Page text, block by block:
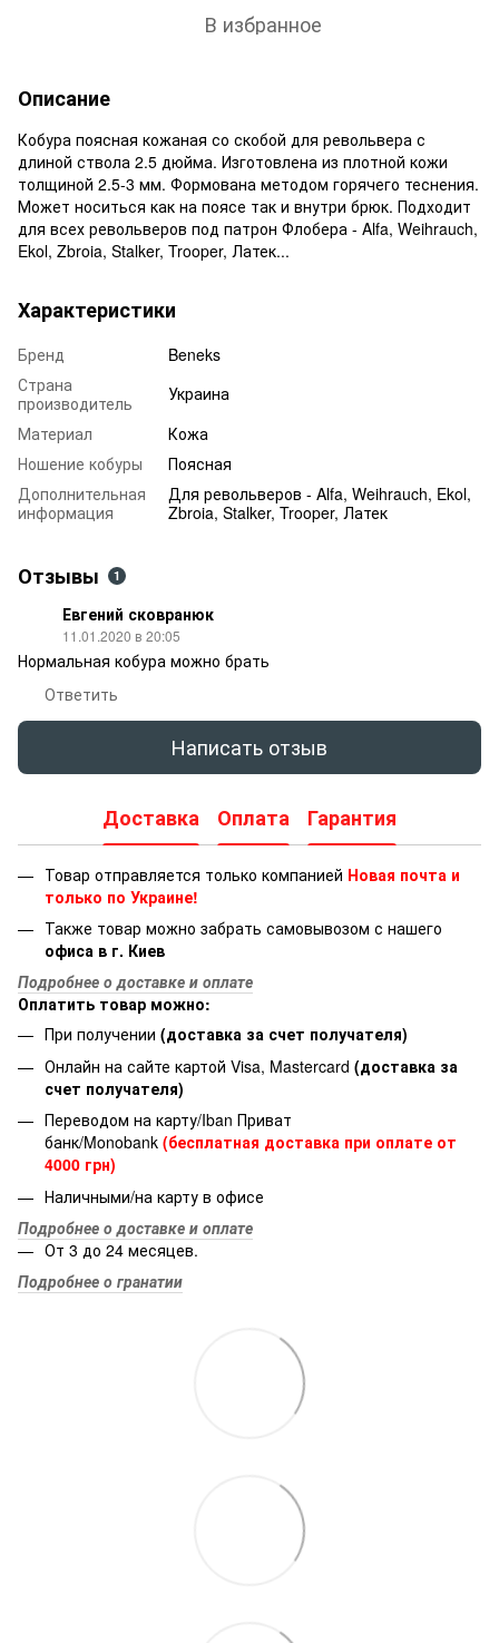
В избранное
Описание
Кобура поясная кожаная со скобой для револьвера с
длиной ствола 2.5 дюйма. Изготовлена из плотной кожи
толщиной 2.5-3 мм. Формована методом горячего теснения.
Может носиться как на поясе так и внутри брюк. Подходит
для всех револьверов под патрон Флобера - Alfa, Weihrauch,
Ekol, Zbroia, Stalker, Trooper, Латек...
Характеристики
Бренд
Beneks
Страна
производитель
Украина
Материал
Кожа
Ношение кобуры
Поясная
Дополнительная
информация
Для револьверов - Alfa, Weihrauch, Ekol,
Zbroia, Stalker, Trooper, Латек
Отзывы 1
Евгений сковранюк
11.01.2020 в 20:05
Нормальная кобура можно брать
Ответить
Написать отзыв
Доставка Оплата Гарантия
Товар отправляется только компанией Новая почта и
только по Украине!
Также товар можно забрать самовывозом с нашего
офиса в г. Киев
Подробнее о доставке и оплате
Оплатить товар можно:
При получении (доставка за счет получателя)
Онлайн на сайте картой Visa, Mastercard (доставка за
счет получателя)
Переводом на карту/Iban Приват
банк/Monobank (бесплатная доставка при оплате от
4000 грн)
Наличными/на карту в офисе
Подробнее о доставке и оплате
От 3 до 24 месяцев.
Подробнее о гранатии